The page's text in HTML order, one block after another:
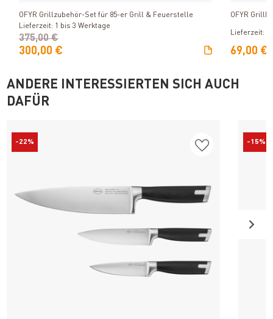
OFYR Grillzubehör-Set für 85-er Grill & Feuerstelle
Lieferzeit: 1 bis 3 Werktage
300,00 €
375,00 €
OFYR
Lieferzeit: 1
69,00 €
ANDERE INTERESSIERTEN SICH AUCH
DAFÜR
-22% -15%